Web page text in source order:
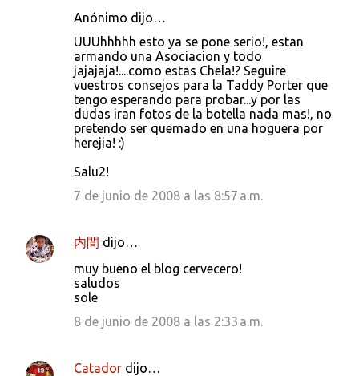
Anónimo dijo…
UUUhhhhh esto ya se pone serio!, estan
armando una Asociacion y todo
jajajaja!....como estas Chela!? Seguire
vuestros consejos para la Taddy Porter que
tengo esperando para probar...y por las
dudas iran fotos de la botella nada mas!, no
pretendo ser quemado en una hoguera por
herejia! :)
Salu2!
7 de junio de 2008 a las 8:57 a.m.
内間 dijo…
muy bueno el blog cervecero!
saludos
sole
8 de junio de 2008 a las 2:33 a.m.
Catador dijo…